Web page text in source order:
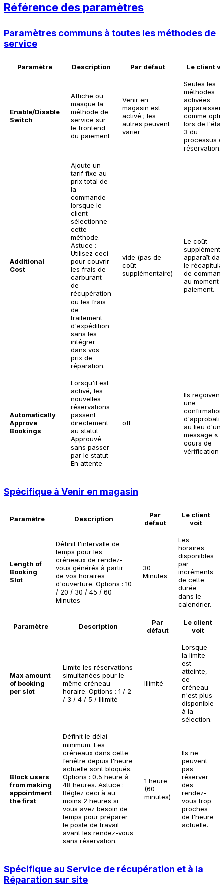
Référence des paramètres
Paramètres communs à toutes les méthodes de
service
Paramètre Description Par défaut Le client
Enable/Disable
Switch
Affiche ou
masque la
méthode de
service sur
le frontend
du paiement
Venir en
magasin est
activé ; les
autres peuvent
varier
Seules les
méthodes
activées
comme
lors de
3 du
processus
réservation.
Additional
Cost
Ajoute un
tarif fixe au
prix total de
la
commande
lorsque le
client
sélectionne
cette
méthode.
Astuce :
Utilisez ceci
pour couvrir
les frais de
carburant
de
récupération
ou les frais
de
traitement
d'expédition
sans les
intégrer
dans vos
prix de
réparation.
vide (pas de
coût
supplémentaire)
Le coût
apparaît
le
de
au moment
paiement.
Automatically
Approve
Bookings
Lorsqu'il est
activé, les
nouvelles
réservations
passent
directement
au statut
Approuvé
sans passer
par le statut
En attente
off
Ils reçoivent
une
confirmation
au lieu d'un
message «
cours de
vérification
Spécifique à Venir en magasin
Paramètre Description
Par
défaut
Le client
voit
Length of
Booking
Slot
Définit l'intervalle de
temps pour les
créneaux de rendez-
vous générés à partir
de vos horaires
d'ouverture. Options : 10
/ 20 / 30 / 45 / 60
Minutes
30
Minutes
Les
horaires
disponibles
par
incréments
de cette
durée
dans le
calendrier.
Paramètre Description
Par
défaut
Le client
voit
Max amount
of booking
per slot
Limite les réservations
simultanées pour le
même créneau
horaire. Options : 1 / 2
/ 3 / 4 / 5 / Illimité
Illimité
Lorsque
la limite
est
atteinte,
ce
créneau
n'est plus
disponible
à la
sélection.
Block users
from making
appointment
the first
Définit le délai
minimum. Les
créneaux dans cette
fenêtre depuis l'heure
actuelle sont bloqués.
Options : 0,5 heure à
48 heures. Astuce :
Réglez ceci à au
moins 2 heures si
vous avez besoin de
temps pour préparer
le poste de travail
avant les rendez-vous
sans réservation.
1 heure
(60
minutes)
Ils ne
peuvent
pas
réserver
des
rendez-
vous trop
proches
de l'heure
actuelle.
Spécifique au Service de récupération et à la
Réparation sur site